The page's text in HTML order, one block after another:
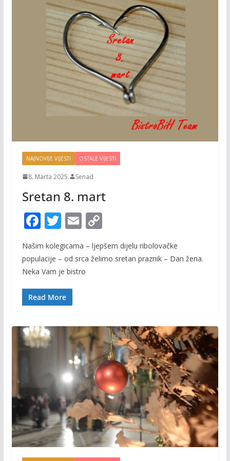
NAJNOVIJE VIJESTI OSTALE VIJESTI
8. Marta 2025. Senad
Sretan 8. mart
F
ac
e
b
o
o
T
w
itt
er
E
m
ai
l
C
p
Našim kolegicama – ljepšem dijelu ribolovačke
populacije – od srca želimo sretan praznik – Dan žena.
Neka Vam je bistro
Read More